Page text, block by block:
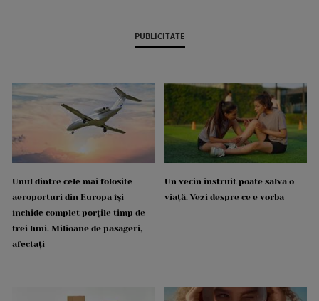
PUBLICITATE
Unul dintre cele mai folosite
aeroporturi din Europa își
închide complet porțile timp de
trei luni. Milioane de pasageri,
afectați
Un vecin instruit poate salva o
viață. Vezi despre ce e vorba